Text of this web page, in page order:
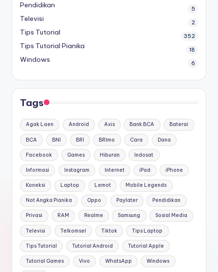
Pendidikan 5
Televisi 2
Tips Tutorial 352
Tips Tutorial Pianika 18
Windows 6
Tags
Agak Laen Android Axis Bank BCA Baterai
BCA BNI BRI BRImo Cara Dana
Facebook Games Hiburan Indosat
Informasi Instagram Internet iPad iPhone
Koneksi Laptop Lemot Mobile Legends
Not Angka Pianika Oppo Paylater Pendidikan
Privasi RAM Realme Samsung Sosial Media
Televisi Telkomsel Tiktok Tips Laptop
Tips Tutorial Tutorial Android Tutorial Apple
Tutorial Games Vivo WhatsApp Windows